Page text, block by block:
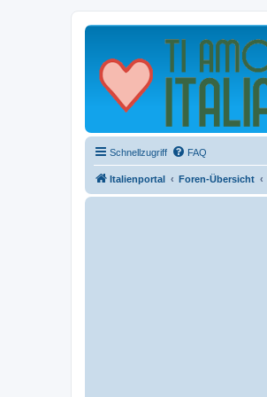
Schnellzugriff FAQ
Italienportal Foren-Übersicht